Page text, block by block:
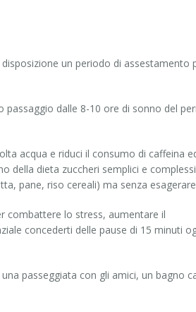
un periodo di assestamento
dalle 8-10 ore di sonno del
acqua e riduci il consumo di caffeina
della dieta zuccheri semplici e
pane, riso cereali) ma senza
combattere lo stress, aumentare il
concederti delle pause di 15 minuti
passeggiata con gli amici, un bagno